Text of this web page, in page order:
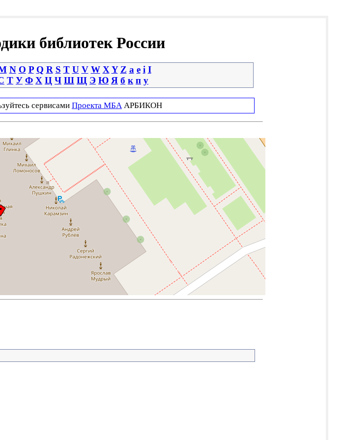
библиотек России
N O P Q R S T U V W X Y Z a e i І
Т У Ф Х Ц Ч Ш Щ Э Ю Я б к п у
сервисами Проекта МБА АРБИКОН